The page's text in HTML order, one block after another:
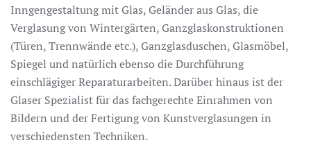
Inngengestaltung mit Glas, Geländer aus Glas, die
Verglasung von Wintergärten, Ganzglaskonstruktionen
(Türen, Trennwände etc.), Ganzglasduschen, Glasmöbel,
Spiegel und natürlich ebenso die Durchführung
einschlägiger Reparaturarbeiten. Darüber hinaus ist der
Glaser Spezialist für das fachgerechte Einrahmen von
Bildern und der Fertigung von Kunstverglasungen in
verschiedensten Techniken.